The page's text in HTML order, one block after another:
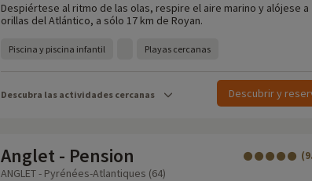
Despiértese al ritmo de las olas, respire el aire marino y alójese a
orillas del Atlántico, a sólo 17 km de Royan.
Piscina y piscina infantil Playas cercanas
Descubra las actividades cercanas Descubrir y
Anglet - Pension
ANGLET - Pyrénées-Atlantiques (64)